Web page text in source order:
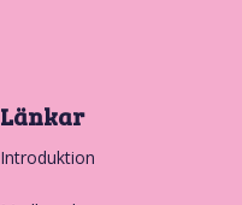
Länkar
Introduktion